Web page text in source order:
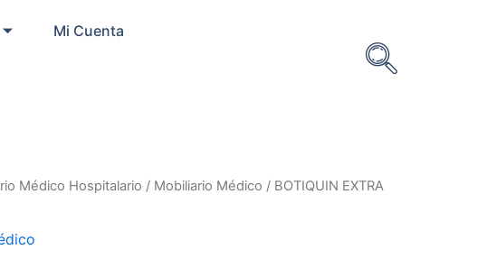
Mi Cuenta
Médico Hospitalario / Mobiliario Médico / BOTIQUIN EXTRA